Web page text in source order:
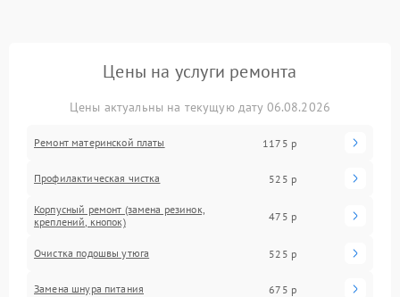
Цены на услуги ремонта
Цены актуальны на текущую дату 06.08.2026
Ремонт материнской платы 1175 р
Профилактическая чистка 525 р
Корпусный ремонт (замена резинок,
креплений, кнопок)
475 р
Очистка подошвы утюга 525 р
Замена шнура питания 675 р